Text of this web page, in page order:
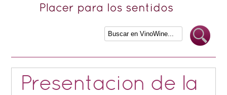
Presentacion de la